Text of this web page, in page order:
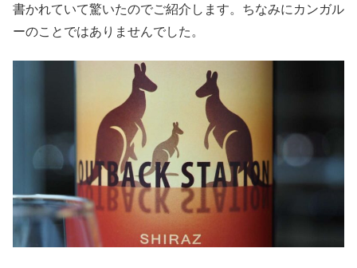
書かれていて驚いたのでご紹介します。ちなみにカンガル
ーのことではありませんでした。